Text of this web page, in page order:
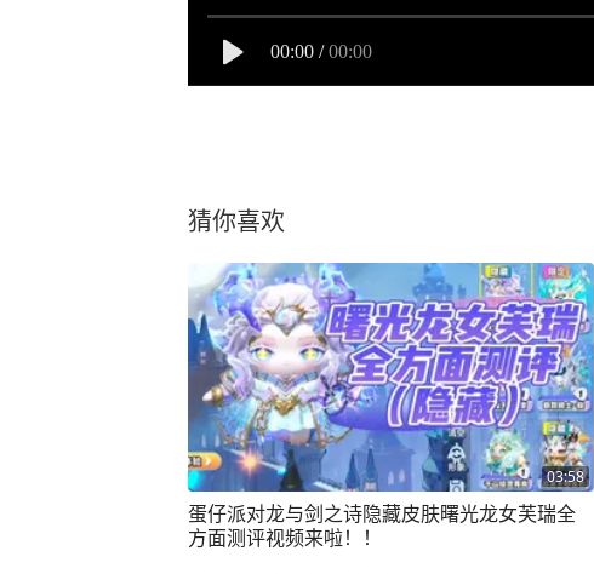
00:00 / 00:00
猜你喜欢
03:58
蛋仔派对龙与剑之诗隐藏皮肤曙光龙女芙瑞全
方面测评视频来啦！！